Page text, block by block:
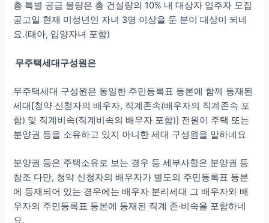
총 특별 공급 물량은 총 건설량의 10% 내 대상자 입주자 모집
공고일 현재 미성년인 자녀 3명 이상을 둔 분이 대상이 되네
요.(태아, 입양자녀 포함)
무주택세대구성원은
무주택세대 구성원은 동일한 주민등록표 등본에 함께 등재된
세대[청약 신청자의 배우자, 직계존속(배우자의 직계존속 포
함) 및 직계비속(직계비속의 배우자 포함)] 전원이 주택 또는
분양권 등을 소유하고 있지 아니한 세대 구성원을 말하네요
분양권 등은 주택소유로 보는 경우 등 세부사항은 분양권 등
참조 다만, 청약 신청자의 배우자가 별도의 주민등록표 등본
에 등재되어 있는 경우에는 배우자 분리세대 그 배우자와 배
우자의 주민등록표 등본에 등재된 직계 존·비속을 포함하네
요.